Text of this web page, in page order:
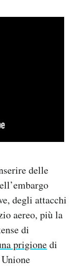
delle
degli attacchi
aereo, più la
di
prigionedi